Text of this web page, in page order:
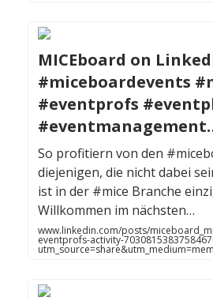
MICEboard on
#miceboardevents
#eventprofs
So profitiern von den
diejenigen, die nicht dabei
ist in der #mice Branche
Willkommen im nächsten…
www.linkedin.com/posts/
eventprofs-activity-